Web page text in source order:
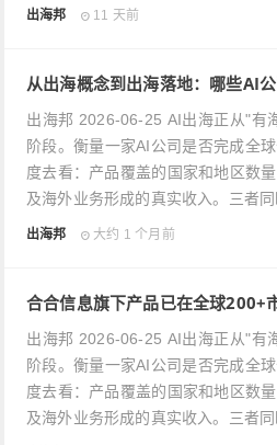
出海邦 11 天前
从出海概念到出海落地：哪些AI
出海邦 2026-06-25 AI出海正从"有
阶段。衡量一家AI公司是否完成全
度去看：产品覆盖的国家和地区数
及海外业务形成的真实收入。三者
出海邦 大约 1 个月前
合合信息旗下产品已在全球200+
出海邦 2026-06-25 AI出海正从"有
阶段。衡量一家AI公司是否完成全
度去看：产品覆盖的国家和地区数
及海外业务形成的真实收入。三者